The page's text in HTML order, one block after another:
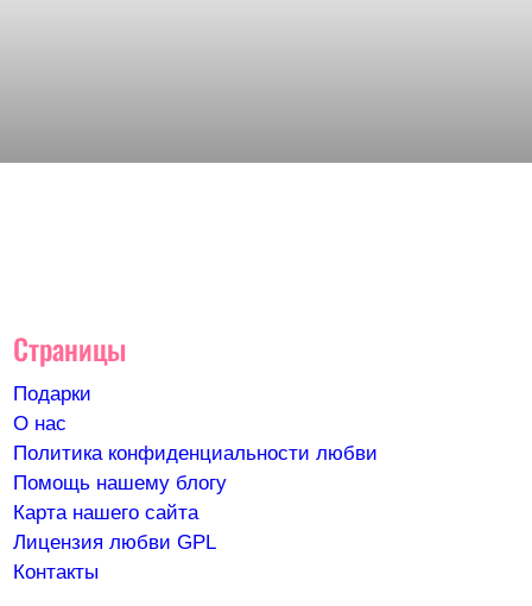
Страницы
Подарки
О нас
Политика конфиденциальности любви
Помощь нашему блогу
Карта нашего сайта
Лицензия любви GPL
Контакты